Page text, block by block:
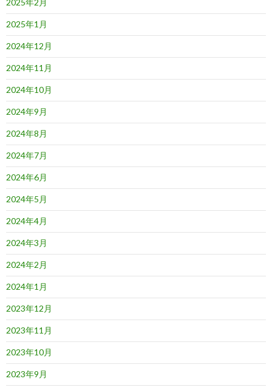
2025年2月
2025年1月
2024年12月
2024年11月
2024年10月
2024年9月
2024年8月
2024年7月
2024年6月
2024年5月
2024年4月
2024年3月
2024年2月
2024年1月
2023年12月
2023年11月
2023年10月
2023年9月